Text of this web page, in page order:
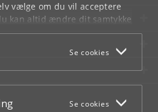
vælge om du vil acceptere
kan altid ændre dit samtykke
som du finder i
Se cookies
Se cookies